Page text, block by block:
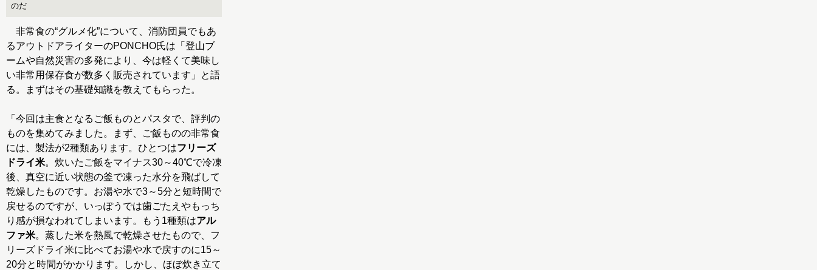
のだ
非常食の“グルメ化”について、消防団員でもあ
るアウトドアライターのPONCHO氏は「登山ブ
ームや自然災害の多発により、今は軽くて美味し
い非常用保存食が数多く販売されています」と語
る。まずはその基礎知識を教えてもらった。
「今回は主食となるご飯ものとパスタで、評判の
ものを集めてみました。まず、ご飯ものの非常食
には、製法が2種類あります。ひとつはフリーズ
ドライ米。炊いたご飯をマイナス30～40℃で冷凍
後、真空に近い状態の釜で凍った水分を飛ばして
乾燥したものです。お湯や水で3～5分と短時間で
戻せるのですが、いっぽうでは歯ごたえやもっち
り感が損なわれてしまいます。もう1種類はアル
ファ米。蒸した米を熱風で乾燥させたもので、フ
リーズドライ米に比べてお湯や水で戻すのに15～
20分と時間がかかります。しかし、ほぼ炊き立て